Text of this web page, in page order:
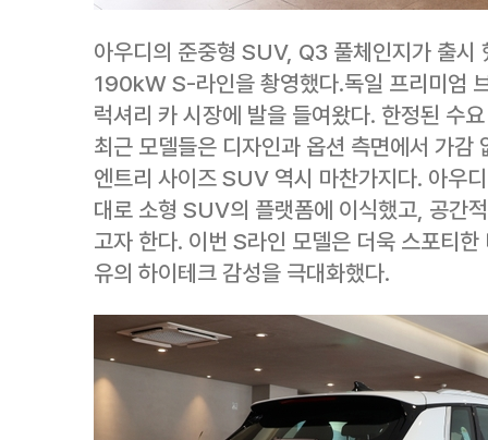
아우디의 준중형 SUV, Q3 풀체인지가 출
190kW S-라인을 촹영했다.독일 프리미엄
럭셔리 카 시장에 발을 들여왔다. 한정된 수
최근 모델들은 디자인과 옵션 측면에서 가감
엔트리 사이즈 SUV 역시 마찬가지다. 아우
대로 소형 SUV의 플랫폼에 이식했고, 공간
고자 한다. 이번 S라인 모델은 더욱 스포티
유의 하이테크 감성을 극대화했다.